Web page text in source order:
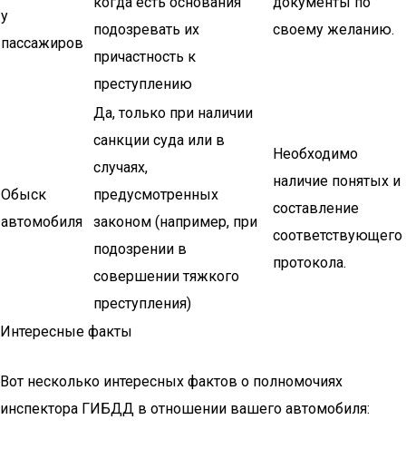
у
пассажиров
подозревать их
причастность к
преступлению
своему желанию.
Обыск
автомобиля
Да, только при наличии
санкции суда или в
случаях,
предусмотренных
законом (например, при
подозрении в
совершении тяжкого
преступления)
Необходимо
наличие понятых и
составление
соответствующего
протокола.
Интересные факты
Вот несколько интересных фактов о полномочиях
инспектора ГИБДД в отношении вашего автомобиля: